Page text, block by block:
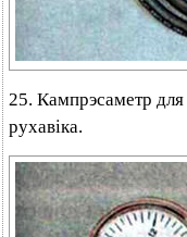
25. Кампрэсаметр для
рухавіка.